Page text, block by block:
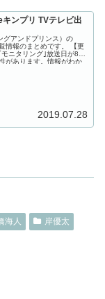
ンプリ TVテレビ出
グアンドプリンス）の
のまとめです。 【更
ニタリング｣放送日が8/8
があります。情報がわか
2019.07.28
海人
岸優太